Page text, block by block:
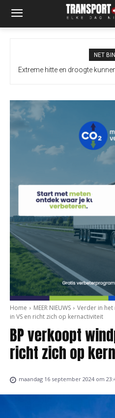
NET
Extreme hitte en droogte
Home MEER NIEUWS Verder in het
in VS en richt zich op kernactiviteit
BP verkoopt
richt zich op
maandag 16 september 2024 om